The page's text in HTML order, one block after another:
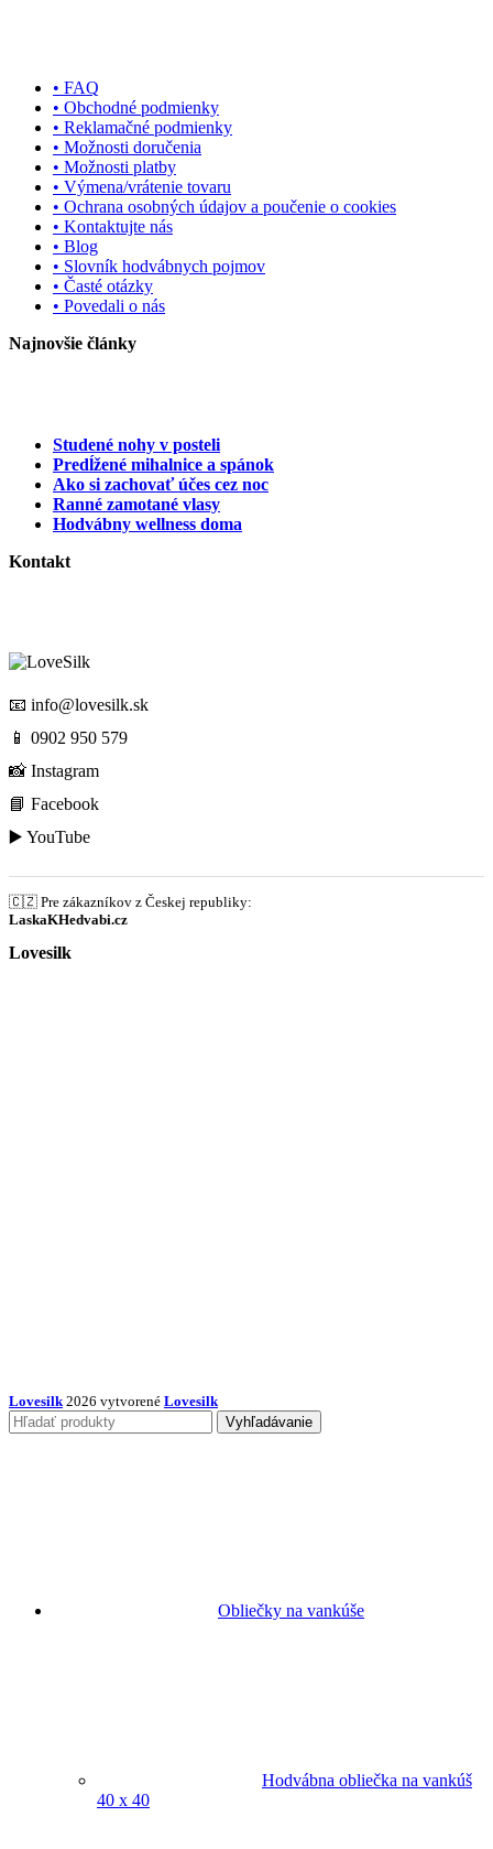
• FAQ
• Obchodné podmienky
• Reklamačné podmienky
• Možnosti doručenia
• Možnosti platby
• Výmena/vrátenie tovaru
• Ochrana osobných údajov a poučenie o cookies
• Kontaktujte nás
• Blog
• Slovník hodvábnych pojmov
• Časté otázky
• Povedali o nás
Najnovšie články
Studené nohy v posteli
Predĺžené mihalnice a spánok
Ako si zachovať účes cez noc
Ranné zamotané vlasy
Hodvábny wellness doma
Kontakt
📧 info@lovesilk.sk
📱 0902 950 579
📸 Instagram
📘 Facebook
▶️ YouTube
🇨🇿 Pre zákazníkov z Českej republiky:
LaskaKHedvabi.cz
Lovesilk
Lovesilk 2026 vytvorené Lovesilk
Vyhľadávanie
Obliečky na vankúše
Hodvábna obliečka na vankúš
40 x 40